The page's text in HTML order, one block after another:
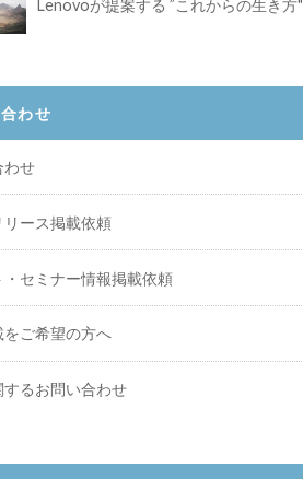
Lenovoが提案する ”これからの生き方"
わせ
わせ
リース掲載依頼
・セミナー情報掲載依頼
をご希望の方へ
するお問い合わせ